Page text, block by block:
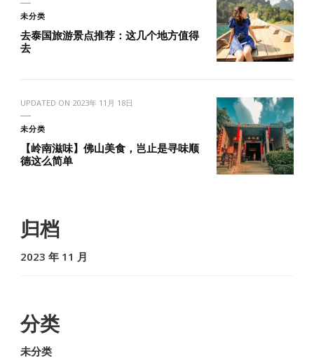
未分类
去泰国旅游景点推荐：这几个地方值得
去
UPDATED ON 2023年 11月 18日
未分类
【岭南滋味】佛山美食，岂止是寻味顺
德这么简单
归档
2023 年 11 月
分类
未分类